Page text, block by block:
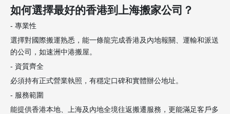
如何選擇最好的香港到上海搬家公司？
- 專業性
選擇對國際搬運熟悉，能一條龍完成香港及內地報關、運輸和派送
的公司，如速洲中港搬屋。
- 資質齊全
必須持有正式營業執照，有穩定口碑和實體辦公地址。
- 服務範圍
能提供香港本地、上海及內地全境往返搬遷服務，更能滿足客戶多